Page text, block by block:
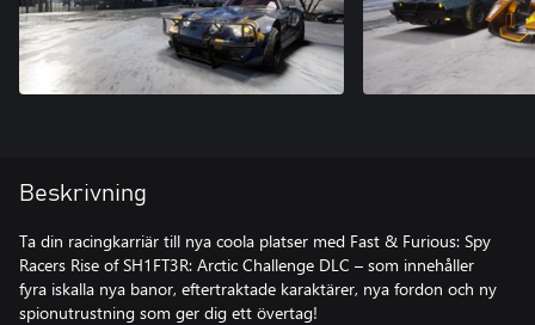
Beskrivning
Ta din racingkarriär till nya coola platser med Fast & Furious: Spy
Racers Rise of SH1FT3R: Arctic Challenge DLC – som innehåller
fyra iskalla nya banor, eftertraktade karaktärer, nya fordon och ny
spionutrustning som ger dig ett övertag!